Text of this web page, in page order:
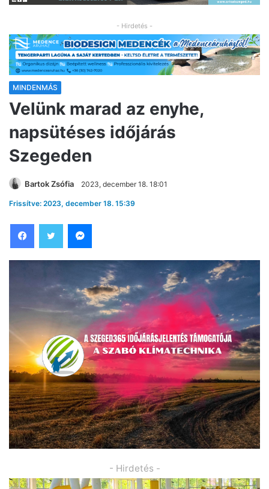
- Hirdetés -
MINDENMÁS
Velünk marad az enyhe,
napsütéses időjárás
Szegeden
Bartok Zsófia 2023, december 18. 18:01
Frissítve: 2023, december 18. 15:39
- Hirdetés -